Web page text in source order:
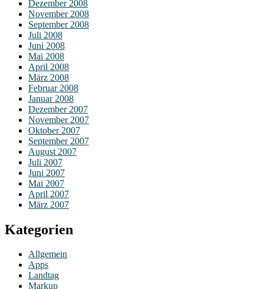
Dezember 2008
November 2008
September 2008
Juli 2008
Juni 2008
Mai 2008
April 2008
März 2008
Februar 2008
Januar 2008
Dezember 2007
November 2007
Oktober 2007
September 2007
August 2007
Juli 2007
Juni 2007
Mai 2007
April 2007
März 2007
Kategorien
Allgemein
Apps
Landtag
Markup